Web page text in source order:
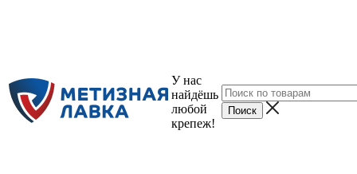
У нас
найдёшь
любой
крепеж!